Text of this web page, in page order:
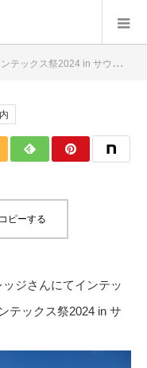
ックス祭2024 in サウスヴィレッジ-岡山市サウスヴィレッジ – 2024.10.27
ピーする
ジさんにてインテッ
テックス祭2024 in サ